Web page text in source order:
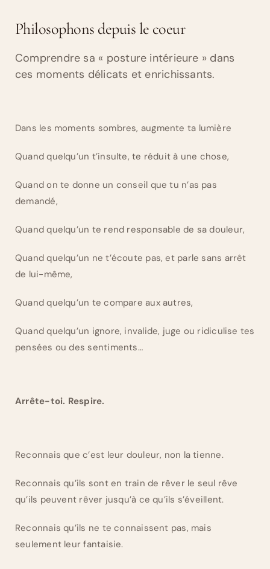
Philosophons depuis le coeur
Comprendre sa « posture intérieure » dans
ces moments délicats et enrichissants.
Dans les moments sombres, augmente ta lumière
Quand quelqu’un t’insulte, te réduit à une chose,
Quand on te donne un conseil que tu n’as pas
demandé,
Quand quelqu’un te rend responsable de sa douleur,
Quand quelqu’un ne t’écoute pas, et parle sans arrêt
de lui-même,
Quand quelqu’un te compare aux autres,
Quand quelqu’un ignore, invalide, juge ou ridiculise tes
pensées ou des sentiments…
Arrête-toi. Respire.
Reconnais que c’est leur douleur, non la tienne.
Reconnais qu’ils sont en train de rêver le seul rêve
qu’ils peuvent rêver jusqu’à ce qu’ils s’éveillent.
Reconnais qu’ils ne te connaissent pas, mais
seulement leur fantaisie.